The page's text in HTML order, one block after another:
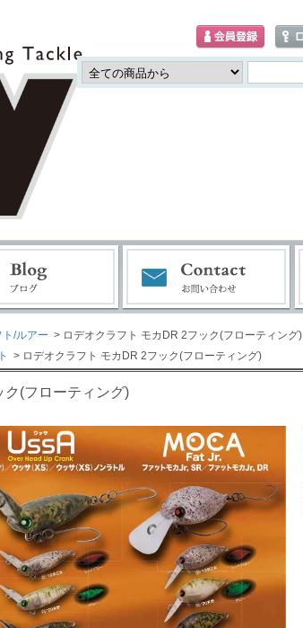
ト/ルアー > ロデオクラフト モカDR 2フック(フローティング)
> ロデオクラフト モカDR 2フック(フローティング)
ク(フローティング)